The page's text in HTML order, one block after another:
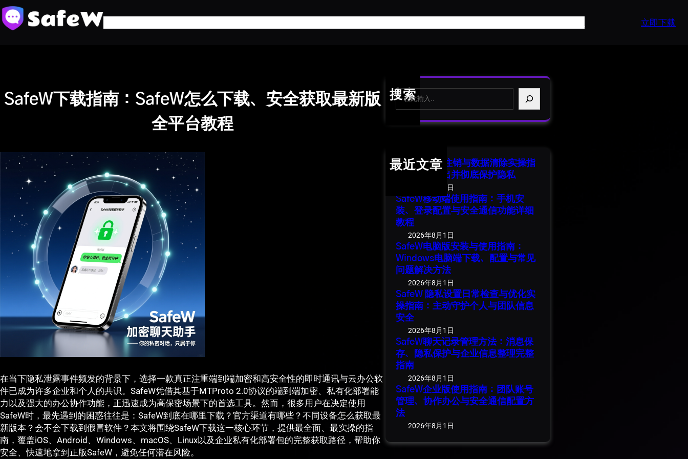
跳
至
内
立即下载
SafeW下载指南：SafeW怎么下载、安全获取最新版
全平台教程
在当下隐私泄露事件频发的背景下，选择一款真正注重端到端加密和高安全性的即时通讯与云办公软
件已成为许多企业和个人的共识。SafeW凭借其基于MTProto 2.0协议的端到端加密、私有化部署能
力以及强大的办公协作功能，正迅速成为高保密场景下的首选工具。然而，很多用户在决定使用
SafeW时，最先遇到的困惑往往是：SafeW到底在哪里下载？官方渠道有哪些？不同设备怎么获取最
新版本？会不会下载到假冒软件？本文将围绕SafeW下载这一核心环节，提供最全面、最实操的指
南，覆盖iOS、Android、Windows、macOS、Linux以及企业私有化部署包的完整获取路径，帮助你
安全、快速地拿到正版SafeW，避免任何潜在风险。
搜索
S
最近文章
SafeW 账号注销与数据清除实操指
南：安全退出并彻底保护隐私
2026年8月1日
SafeW移动端使用指南：手机安
装、登录配置与安全通信功能详细
教程
2026年8月1日
SafeW电脑版安装与使用指南：
Windows电脑端下载、配置与常见
问题解决方法
2026年8月1日
SafeW 隐私设置日常检查与优化实
操指南：主动守护个人与团队信息
安全
2026年8月1日
SafeW聊天记录管理方法：消息保
存、隐私保护与企业信息整理完整
指南
2026年8月1日
SafeW企业版使用指南：团队账号
管理、协作办公与安全通信配置方
法
2026年8月1日